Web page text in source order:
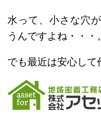
水って、小さな穴
うんですよね・・・。
でも最近は安心して